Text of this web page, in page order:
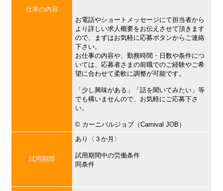
仕事の内容
お電話やショートメッセージにて担当者から
より詳しい求人概要をお伝えさせて頂きます
ので、まずはお気軽に応募ボタンからご連絡
下さい。
お仕事の内容や、勤務時間・日数や条件につ
いては、応募者さまの前職でのご経験やご希
望に合わせて柔軟に調整が可能です。
「少し興味がある」「話を聞いてみたい」等
でも構いませんので、お気軽にご応募下さ
い。
©︎ カーニバルジョブ（Carnival JOB）
試用期間
あり〈３か月〉
試用期間中の労働条件
同条件